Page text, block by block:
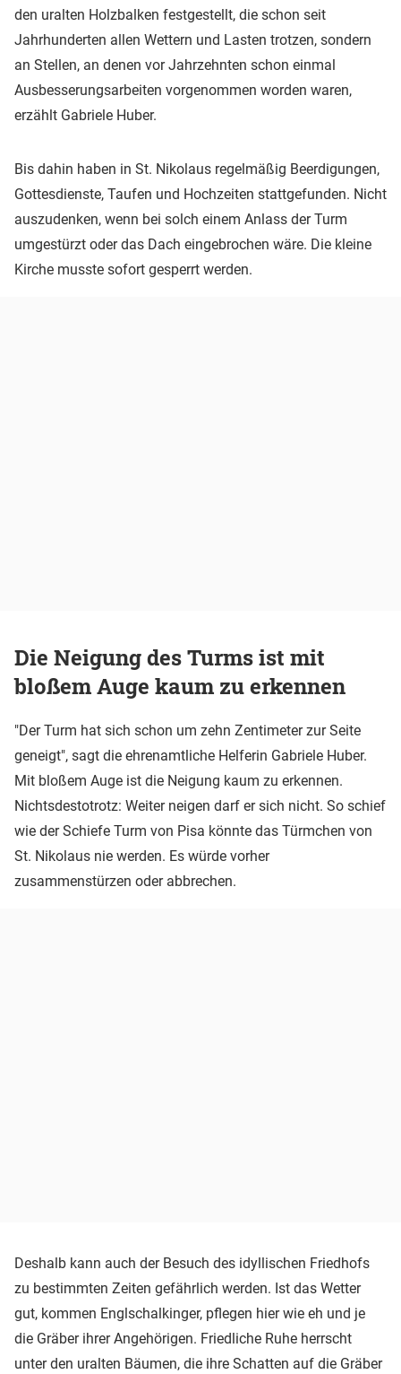
den uralten Holzbalken festgestellt, die schon seit
Jahrhunderten allen Wettern und Lasten trotzen, sondern
an Stellen, an denen vor Jahrzehnten schon einmal
Ausbesserungsarbeiten vorgenommen worden waren,
erzählt Gabriele Huber.
Bis dahin haben in St. Nikolaus regelmäßig Beerdigungen,
Gottesdienste, Taufen und Hochzeiten stattgefunden. Nicht
auszudenken, wenn bei solch einem Anlass der Turm
umgestürzt oder das Dach eingebrochen wäre. Die kleine
Kirche musste sofort gesperrt werden.
Die Neigung des Turms ist mit
bloßem Auge kaum zu erkennen
"Der Turm hat sich schon um zehn Zentimeter zur Seite
geneigt", sagt die ehrenamtliche Helferin Gabriele Huber.
Mit bloßem Auge ist die Neigung kaum zu erkennen.
Nichtsdestotrotz: Weiter neigen darf er sich nicht. So schief
wie der Schiefe Turm von Pisa könnte das Türmchen von
St. Nikolaus nie werden. Es würde vorher
zusammenstürzen oder abbrechen.
Deshalb kann auch der Besuch des idyllischen Friedhofs
zu bestimmten Zeiten gefährlich werden. Ist das Wetter
gut, kommen Englschalkinger, pflegen hier wie eh und je
die Gräber ihrer Angehörigen. Friedliche Ruhe herrscht
unter den uralten Bäumen, die ihre Schatten auf die Gräber